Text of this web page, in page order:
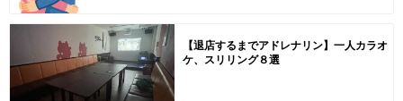
【退店するまでアドレナリン】一人カラオ
ケ、スリリング８選